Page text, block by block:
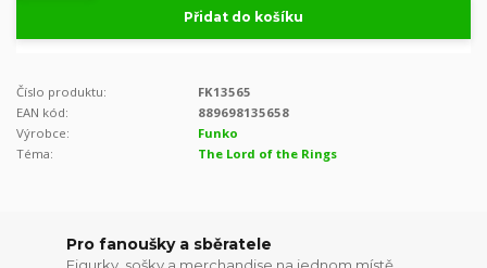
Přidat do košíku
Číslo produktu:
FK13565
EAN kód:
889698135658
Výrobce:
Funko
Téma:
The Lord of the Rings
Pro fanoušky a sběratele